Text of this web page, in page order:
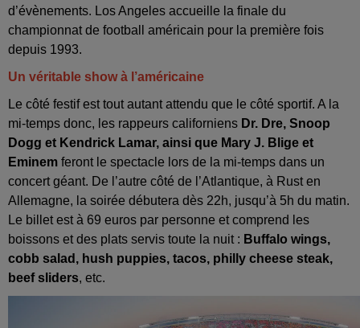
d’évènements. Los Angeles accueille la finale du
championnat de football américain pour la première fois
depuis 1993.
Un véritable show à l’américaine
Le côté festif est tout autant attendu que le côté sportif. A la
mi-temps donc, les rappeurs californiens Dr. Dre, Snoop
Dogg et Kendrick Lamar, ainsi que Mary J. Blige et
Eminem feront le spectacle lors de la mi-temps dans un
concert géant. De l’autre côté de l’Atlantique, à Rust en
Allemagne, la soirée débutera dès 22h, jusqu’à 5h du matin.
Le billet est à 69 euros par personne et comprend les
boissons et des plats servis toute la nuit : Buffalo wings,
cobb salad, hush puppies, tacos, philly cheese steak,
beef sliders, etc.